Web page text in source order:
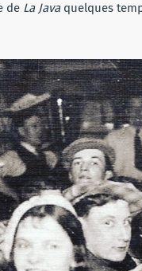
de La Javaquelques